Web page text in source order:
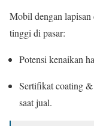
Mobil dengan lapisan
tinggi di pasar:
Potensi kenaikan
Sertifikat coating
saat jual.